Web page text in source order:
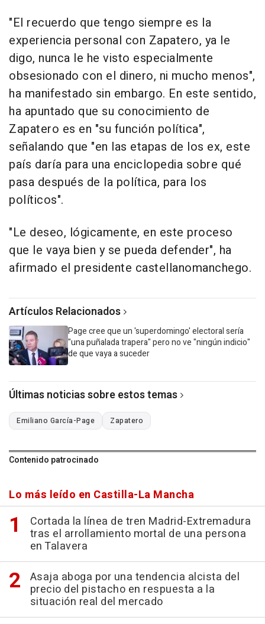
"El recuerdo que tengo siempre es la
experiencia personal con Zapatero, ya le
digo, nunca le he visto especialmente
obsesionado con el dinero, ni mucho menos",
ha manifestado sin embargo. En este sentido,
ha apuntado que su conocimiento de
Zapatero es en "su función política",
señalando que "en las etapas de los ex, este
país daría para una enciclopedia sobre qué
pasa después de la política, para los
políticos".
"Le deseo, lógicamente, en este proceso
que le vaya bien y se pueda defender", ha
afirmado el presidente castellanomanchego.
Artículos Relacionados
Page cree que un 'superdomingo' electoral sería
"una puñalada trapera" pero no ve "ningún indicio"
de que vaya a suceder
Últimas noticias sobre estos temas
Emiliano García-Page Zapatero
Contenido patrocinado
Lo más leído en Castilla-La Mancha
Cortada la línea de tren Madrid-Extremadura
tras el arrollamiento mortal de una persona
en Talavera
Asaja aboga por una tendencia alcista del
precio del pistacho en respuesta a la
situación real del mercado